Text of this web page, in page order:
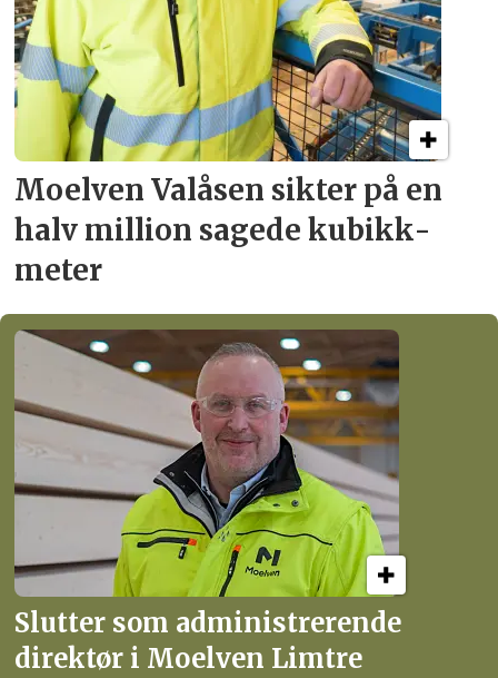
Moelven Valåsen sikter på en
halv million sagede kubikk­
meter
Slutter som administrerende
direktør i Moelven Limtre